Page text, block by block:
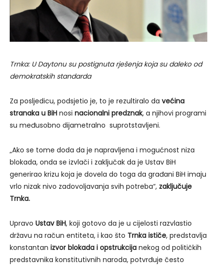
Trnka: U Daytonu su postignuta rješenja koja su daleko od
demokratskih standarda
Za posljedicu, podsjetio je, to je rezultiralo da većina
stranaka u BiH nosi nacionalni predznak, a njihovi programi
su međusobno dijametralno suprotstavljeni.
„Ako se tome doda da je napravljena i mogućnost niza
blokada, onda se izvlači i zaključak da je Ustav BiH
generirao krizu koja je dovela do toga da građani BiH imaju
vrlo nizak nivo zadovoljavanja svih potreba“, zaključuje
Trnka.
Upravo Ustav BiH, koji gotovo da je u cijelosti razvlastio
državu na račun entiteta, i kao što Trnka ističe, predstavlja
konstantan izvor blokada i opstrukcija nekog od političkih
predstavnika konstitutivnih naroda, potvrđuje često